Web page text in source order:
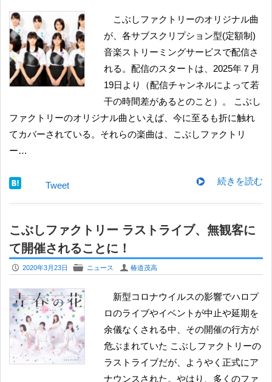
こぶしファクトリーのオリジナル曲
が、各サブスクリプション型(定額制)
音楽ストリーミングサービスで配信さ
れる。配信のスタートは、2025年７月
19日より（配信チャンネルによって若
干の時間差があるとのこと）。 こぶし
ファクトリーのオリジナル曲といえば、今に至るも折に触れ
てカバーされている。それらの楽曲は、こぶしファクトリ
ー…
続きを読む
Tweet
こぶしファクトリー ラストライブ、無観客に
て開催されることに！
P 2020年3月23日 F ニュース U 椿道茂高
新型コロナウイルスの影響でハロプ
ロのライブやイベントが中止や延期を
余儀なくされる中、その開催の行方が
危ぶまれていた こぶしファクトリーの
ラストライブだが、ようやく正式にア
ナウンスされた。やはり、多くのファ